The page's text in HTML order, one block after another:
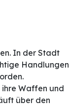
In der Stadt
Handlungen
ihre Waffen und
über den